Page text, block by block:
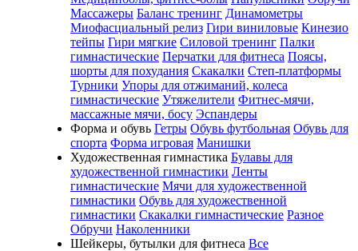
Массажеры Баланс тренинг Динамометры
Миофасциальный релиз Гири виниловые Кинезио
тейпы Гири мягкие Силовой тренинг Палки
гимнастические Перчатки для фитнеса Поясы,
шорты для похудания Скакалки Степ-платформы
Турники Упоры для отжиманий, колеса
гимнастические Утяжелители Фитнес-мячи,
массажные мячи, босу Эспандеры
Форма и обувь Гетры Обувь футбольная Обувь для
спорта Форма игровая Манишки
Художественная гимнастика Булавы для
художественной гимнастики Ленты
гимнастические Мячи для художественной
гимнастики Обувь для художественной
гимнастики Скакалки гимнастические Разное
Обручи Наколенники
Шейкеры, бутылки для фитнеса Все